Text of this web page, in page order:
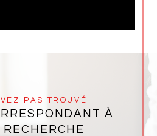
PAS TROUVÉ
À
RECHERCHE